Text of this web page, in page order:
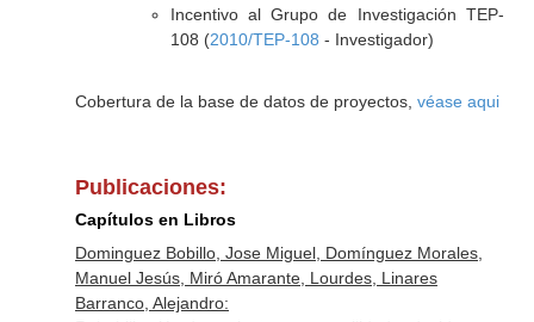
Incentivo al Grupo de Investigación TEP-
108 (2010/TEP-108 - Investigador)
Cobertura de la base de datos de proyectos, véase aqui
Publicaciones:
Capítulos en Libros
Dominguez Bobillo, Jose Miguel, Domínguez Morales,
Manuel Jesús, Miró Amarante, Lourdes, Linares
Barranco, Alejandro: